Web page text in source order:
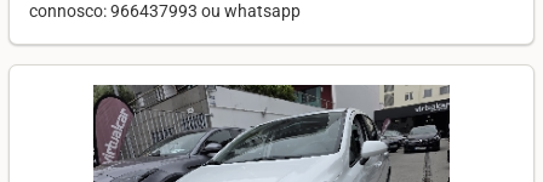
connosco: 966437993 ou whatsapp